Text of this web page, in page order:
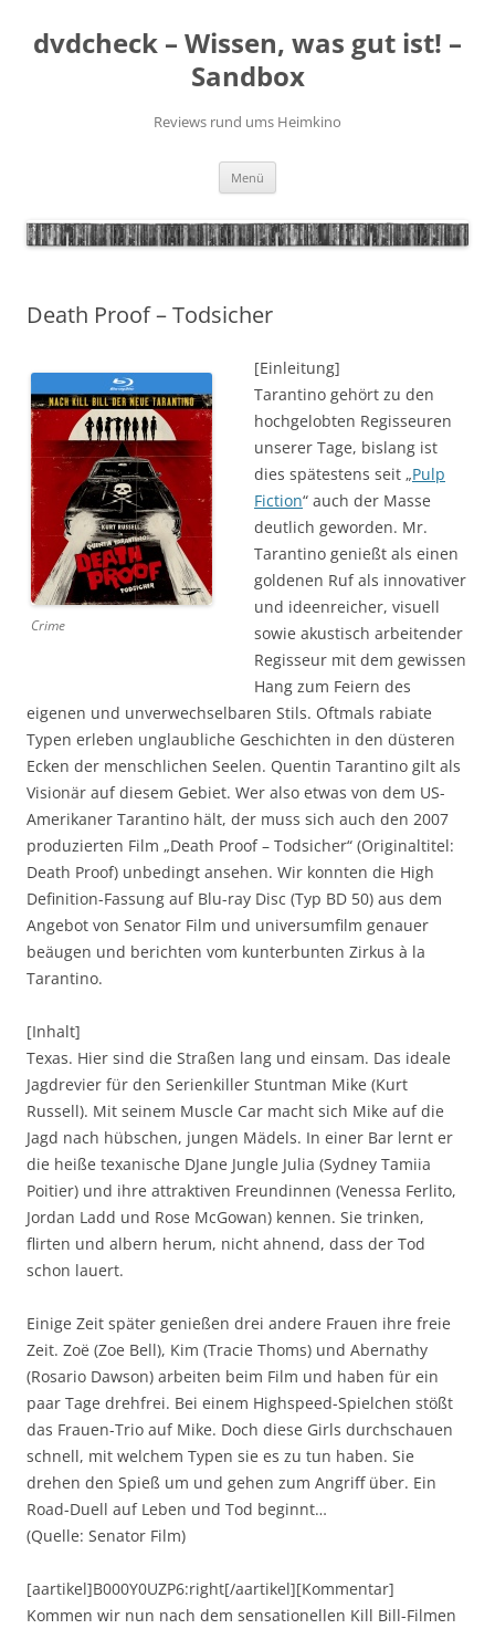
springen
dvdcheck – Wissen, was gut ist! –
Sandbox
Reviews rund ums Heimkino
Menü
Death Proof – Todsicher
Crime
[Einleitung]
Tarantino gehört zu den
hochgelobten Regisseuren
unserer Tage, bislang ist
dies spätestens seit „Pulp
Fiction“ auch der Masse
deutlich geworden. Mr.
Tarantino genießt als einen
goldenen Ruf als innovativer
und ideenreicher, visuell
sowie akustisch arbeitender
Regisseur mit dem gewissen
Hang zum Feiern des
eigenen und unverwechselbaren Stils. Oftmals rabiate
Typen erleben unglaubliche Geschichten in den düsteren
Ecken der menschlichen Seelen. Quentin Tarantino gilt als
Visionär auf diesem Gebiet. Wer also etwas von dem US-
Amerikaner Tarantino hält, der muss sich auch den 2007
produzierten Film „Death Proof – Todsicher“ (Originaltitel:
Death Proof) unbedingt ansehen. Wir konnten die High
Definition-Fassung auf Blu-ray Disc (Typ BD 50) aus dem
Angebot von Senator Film und universumfilm genauer
beäugen und berichten vom kunterbunten Zirkus à la
Tarantino.
[Inhalt]
Texas. Hier sind die Straßen lang und einsam. Das ideale
Jagdrevier für den Serienkiller Stuntman Mike (Kurt
Russell). Mit seinem Muscle Car macht sich Mike auf die
Jagd nach hübschen, jungen Mädels. In einer Bar lernt er
die heiße texanische DJane Jungle Julia (Sydney Tamiia
Poitier) und ihre attraktiven Freundinnen (Venessa Ferlito,
Jordan Ladd und Rose McGowan) kennen. Sie trinken,
flirten und albern herum, nicht ahnend, dass der Tod
schon lauert.
Einige Zeit später genießen drei andere Frauen ihre freie
Zeit. Zoë (Zoe Bell), Kim (Tracie Thoms) und Abernathy
(Rosario Dawson) arbeiten beim Film und haben für ein
paar Tage drehfrei. Bei einem Highspeed-Spielchen stößt
das Frauen-Trio auf Mike. Doch diese Girls durchschauen
schnell, mit welchem Typen sie es zu tun haben. Sie
drehen den Spieß um und gehen zum Angriff über. Ein
Road-Duell auf Leben und Tod beginnt…
(Quelle: Senator Film)
[aartikel]B000Y0UZP6:right[/aartikel][Kommentar]
Kommen wir nun nach dem sensationellen Kill Bill-Filmen